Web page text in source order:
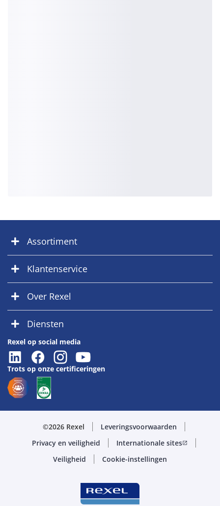
Assortiment
Klantenservice
Over Rexel
Diensten
Rexel op social media
Trots op onze certificeringen
©2026 Rexel
Leveringsvoorwaarden
Privacy en veiligheid
Internationale sitesopen_in_new
Veiligheid Cookie-instellingen